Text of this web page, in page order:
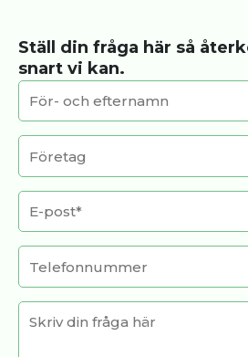
Ställ din fråga här så
snart vi kan.